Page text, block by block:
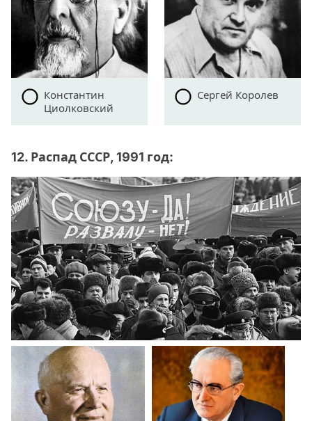
Константин
Циолковский
Сергей Королев
12. Распад СССР, 1991 год: